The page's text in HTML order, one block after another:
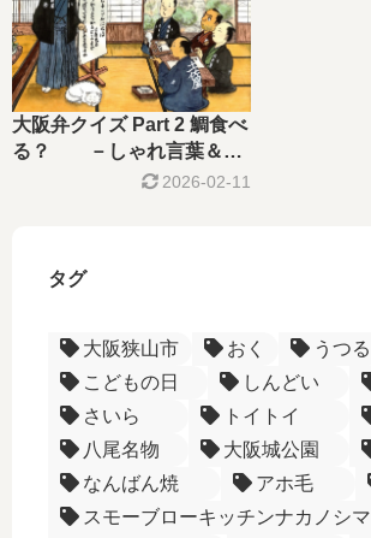
大阪弁クイズ Part 2 鯛食べ
る？ －しゃれ言葉＆食
2026-02-11
タグ
大阪狭山市 おく うつる
こどもの日
しんどい
さいら
トイトイ
八尾名物
大阪城公園
なんばん焼
アホ毛
スモーブローキッチンナカノシマ